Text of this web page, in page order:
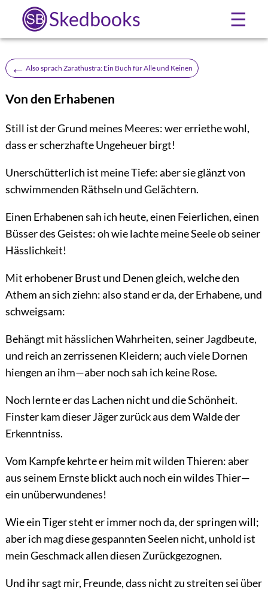
Skedbooks ☰
← Also sprach Zarathustra: Ein Buch für Alle und Keinen
Von den Erhabenen
Still ist der Grund meines Meeres: wer erriethe wohl,
dass er scherzhafte Ungeheuer birgt!
Unerschütterlich ist meine Tiefe: aber sie glänzt von
schwimmenden Räthseln und Gelächtern.
Einen Erhabenen sah ich heute, einen Feierlichen, einen
Büsser des Geistes: oh wie lachte meine Seele ob seiner
Hässlichkeit!
Mit erhobener Brust und Denen gleich, welche den
Athem an sich ziehn: also stand er da, der Erhabene, und
schweigsam:
Behängt mit hässlichen Wahrheiten, seiner Jagdbeute,
und reich an zerrissenen Kleidern; auch viele Dornen
hiengen an ihm—aber noch sah ich keine Rose.
Noch lernte er das Lachen nicht und die Schönheit.
Finster kam dieser Jäger zurück aus dem Walde der
Erkenntniss.
Vom Kampfe kehrte er heim mit wilden Thieren: aber
aus seinem Ernste blickt auch noch ein wildes Thier—
ein unüberwundenes!
Wie ein Tiger steht er immer noch da, der springen will;
aber ich mag diese gespannten Seelen nicht, unhold ist
mein Geschmack allen diesen Zurückgezognen.
Und ihr sagt mir, Freunde, dass nicht zu streiten sei über